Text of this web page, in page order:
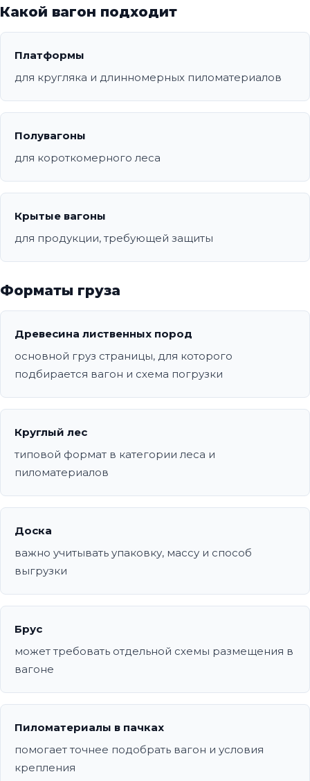
Какой вагон подходит
Платформы
для кругляка и длинномерных пиломатериалов
Полувагоны
для короткомерного леса
Крытые вагоны
для продукции, требующей защиты
Форматы груза
Древесина лиственных пород
основной груз страницы, для которого
подбирается вагон и схема погрузки
Круглый лес
типовой формат в категории леса и
пиломатериалов
Доска
важно учитывать упаковку, массу и способ
выгрузки
Брус
может требовать отдельной схемы размещения в
вагоне
Пиломатериалы в пачках
помогает точнее подобрать вагон и условия
крепления